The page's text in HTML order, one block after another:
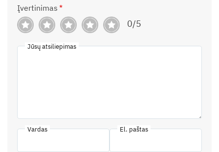
Įvertinimas *
0/5
Jūsų atsiliepimas
Vardas El. paštas